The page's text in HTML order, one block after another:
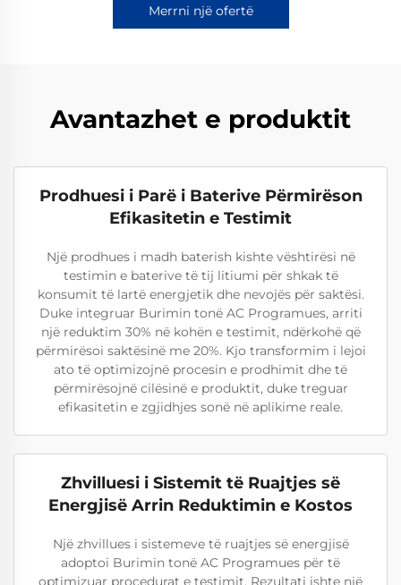
Merrni një ofertë
Avantazhet e produktit
Prodhuesi i Parë i Baterive Përmirëson
Efikasitetin e Testimit
Një prodhues i madh baterish kishte vështirësi në
testimin e baterive të tij litiumi për shkak të
konsumit të lartë energjetik dhe nevojës për saktësi.
Duke integruar Burimin tonë AC Programues, arriti
një reduktim 30% në kohën e testimit, ndërkohë që
përmirësoi saktësinë me 20%. Kjo transformim i lejoi
ato të optimizojnë procesin e prodhimit dhe të
përmirësojnë cilësinë e produktit, duke treguar
efikasitetin e zgjidhjes sonë në aplikime reale.
Zhvilluesi i Sistemit të Ruajtjes së
Energjisë Arrin Reduktimin e Kostos
Një zhvillues i sistemeve të ruajtjes së energjisë
adoptoi Burimin tonë AC Programues për të
optimizuar procedurat e testimit. Rezultati ishte një